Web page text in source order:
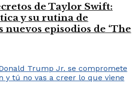
de Taylor Swift:
y su rutina de
nuevos episodios de ‘The